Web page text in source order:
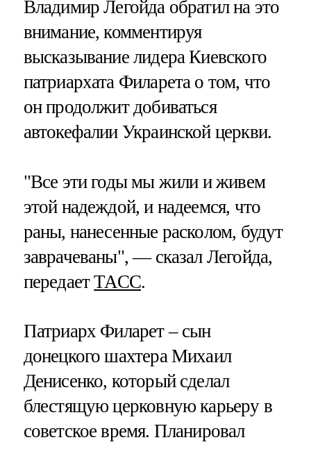
Владимир Легойда обратил на это
внимание, комментируя
высказывание лидера Киевского
патриархата Филарета о том, что
он продолжит добиваться
автокефалии Украинской церкви.
"Все эти годы мы жили и живем
этой надеждой, и надеемся, что
раны, нанесенные расколом, будут
заврачеваны", — сказал Легойда,
передаетТАСС.
Патриарх Филарет – сын
донецкого шахтера Михаил
Денисенко, который сделал
блестящую церковную карьеру в
советское время. Планировал